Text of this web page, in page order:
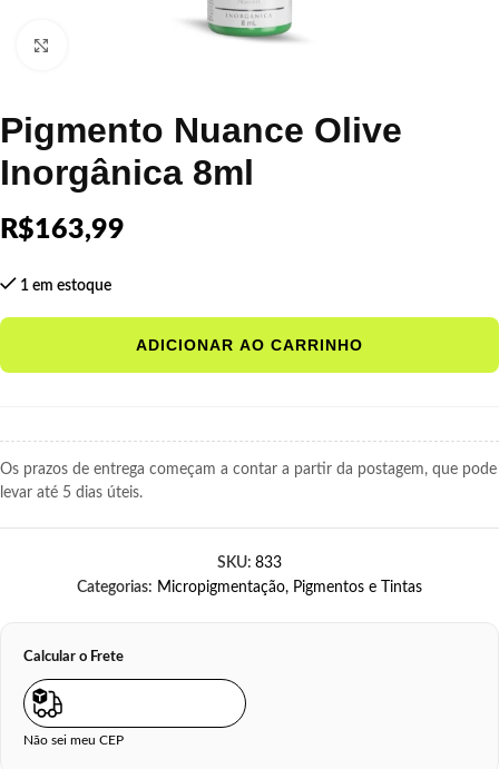
Pigmento Nuance Olive
Inorgânica 8ml
R$163,99
1 em estoque
ADICIONAR AO CARRINHO
Os prazos de entrega começam a contar a partir da postagem, que pode
levar até 5 dias úteis.
SKU: 833
Categorias: Micropigmentação, Pigmentos e Tintas
Calcular o Frete
Não sei meu CEP